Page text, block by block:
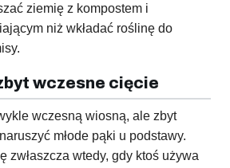
ziemię z kompostem i
niż wkładać roślinę do
wczesne cięcie
wczesną wiosną, ale zbyt
młode pąki u podstawy.
zwłaszcza wtedy, gdy ktoś używa